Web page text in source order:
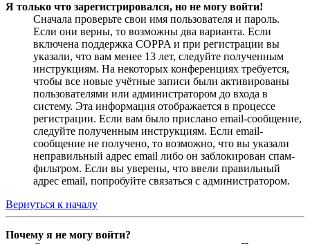
Я только что зарегистрировался, но не могу войти!
Сначала проверьте свои имя пользователя и пароль.
Если они верны, то возможны два варианта. Если
включена поддержка COPPA и при регистрации вы
указали, что вам менее 13 лет, следуйте полученным
инструкциям. На некоторых конференциях требуется,
чтобы все новые учётные записи были активированы
пользователями или администратором до входа в
систему. Эта информация отображается в процессе
регистрации. Если вам было прислано email-сообщение,
следуйте полученным инструкциям. Если email-
сообщение не получено, то возможно, что вы указали
неправильный адрес email либо он заблокирован спам-
фильтром. Если вы уверены, что ввели правильный
адрес email, попробуйте связаться с администратором.
Вернуться к началу
Почему я не могу войти?